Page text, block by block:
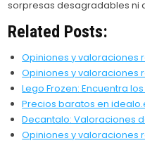
sorpresas desagradables ni
Related Posts:
Opiniones y valoraciones
Opiniones y valoraciones
Lego Frozen: Encuentra
Precios baratos en
Decantalo: Valoraciones
Opiniones y valoraciones